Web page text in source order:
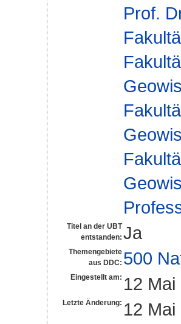
Prof.
Titel an der UBT
entstanden: Ja
Themengebiete
aus DDC: 500
Eingestellt am: 12
Letzte Änderung: 12